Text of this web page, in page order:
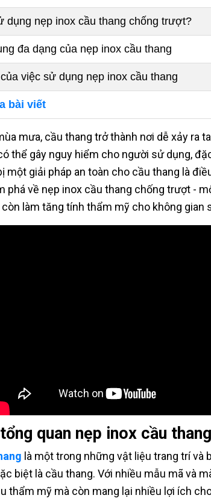
dụng nẹp inox cầu thang chống trượt?
đa dạng của nẹp inox cầu thang
việc sử dụng nẹp inox cầu thang
bài viết
mưa, cầu thang trở thành nơi dễ xảy ra
thể gây nguy hiểm cho người sử dụng,
một giải pháp an toàn cho cầu thang là
phá về nẹp inox cầu thang chống trượt -
còn làm tăng tính thẩm mỹ cho không gian
quan nẹp inox cầu thang
là một trong những vật liệu trang trí
biệt là cầu thang. Với nhiều mẫu mã và
thẩm mỹ mà còn mang lại nhiều lợi ích